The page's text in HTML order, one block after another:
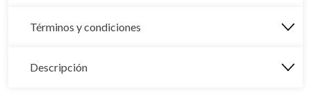
Términos y condiciones
Descripción